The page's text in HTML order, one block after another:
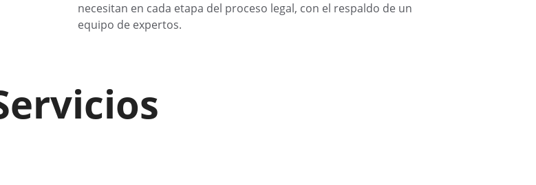
necesitan en cada etapa del proceso legal, con el respaldo de un
equipo de expertos.